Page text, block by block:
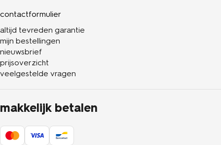
contactformulier
altijd tevreden garantie
mijn bestellingen
nieuwsbrief
prijsoverzicht
veelgestelde vragen
makkelijk betalen